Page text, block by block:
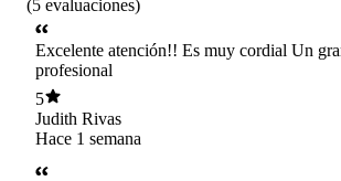
(5 evaluaciones)
Excelente atención!! Es muy cordial Un gran
profesional
5
Judith Rivas
Hace 1 semana